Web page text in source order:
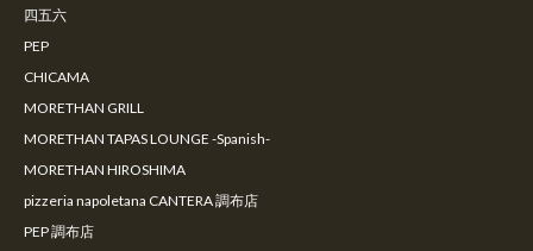
四五六
PEP
CHICAMA
MORETHAN GRILL
MORETHAN TAPAS LOUNGE -Spanish-
MORETHAN HIROSHIMA
pizzeria napoletana CANTERA 調布店
PEP 調布店